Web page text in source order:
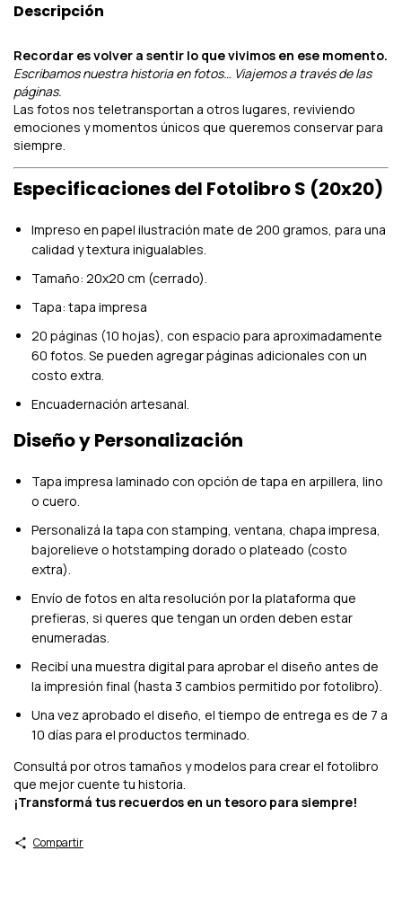
Descripción
Recordar es volver a sentir lo que vivimos en ese momento.
Escribamos nuestra historia en fotos… Viajemos a través de las
páginas.
Las fotos nos teletransportan a otros lugares, reviviendo
emociones y momentos únicos que queremos conservar para
siempre.
Especificaciones del Fotolibro S (20x20)
Impreso en papel ilustración mate de 200 gramos, para una
calidad y textura inigualables.
Tamaño: 20x20 cm (cerrado).
Tapa: tapa impresa
20 páginas (10 hojas), con espacio para aproximadamente
60 fotos. Se pueden agregar páginas adicionales con un
costo extra.
Encuadernación artesanal.
Diseño y Personalización
Tapa impresa laminado con opción de tapa en arpillera, lino
o cuero.
Personalizá la tapa con stamping, ventana, chapa impresa,
bajorelieve o hotstamping dorado o plateado (costo
extra).
Envío de fotos en alta resolución por la plataforma que
prefieras, si queres que tengan un orden deben estar
enumeradas.
Recibí una muestra digital para aprobar el diseño antes de
la impresión final (hasta 3 cambios permitido por fotolibro).
Una vez aprobado el diseño, el tiempo de entrega es de 7 a
10 días para el productos terminado.
Consultá por otros tamaños y modelos para crear el fotolibro
que mejor cuente tu historia.
¡Transformá tus recuerdos en un tesoro para siempre!
Compartir